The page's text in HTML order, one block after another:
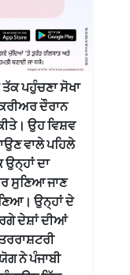
ਤੱਕ ਪਹੁੰਚਣਾ ਸੋਖਾ
ਦੌਰਾਨ
ਉਹ ਵਿਸ਼ਵ
ਵਾਲੇ ਪਹਿਲੇ
ਉਨ੍ਹਾਂ ਦਾ
ਸੁਣਿਆ ਜਾਣ
ਉਨ੍ਹਾਂ ਦੇ
ਦੇਸ਼ਾਂ ਦੀਆਂ
ਨੇ ਪੰਜਾਬੀ